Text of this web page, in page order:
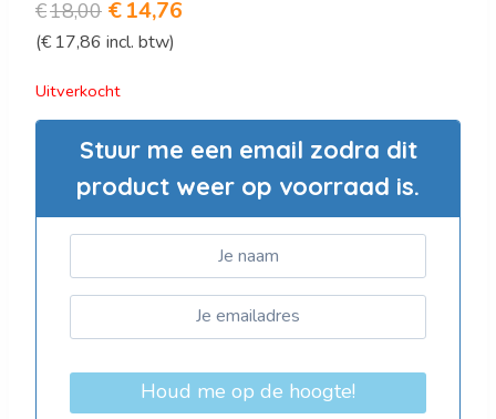
€18,00 Oorspronkelijke
prijs
was:
€18,00.
€14,76
€14,76.
(€ 17,86 incl. btw)
Uitverkocht
Stuur me een email zodra dit
product weer op voorraad is.
Houd me op de hoogte!